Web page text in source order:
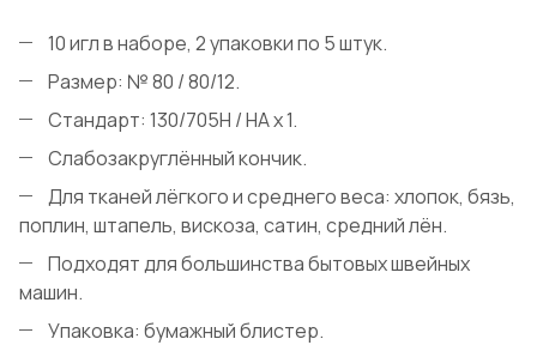
10 игл в наборе, 2 упаковки по 5 штук.
Размер: № 80 / 80/12.
Стандарт: 130/705H / HA x 1.
Слабозакруглённый кончик.
Для тканей лёгкого и среднего веса: хлопок, бязь,
поплин, штапель, вискоза, сатин, средний лён.
Подходят для большинства бытовых швейных
машин.
Упаковка: бумажный блистер.